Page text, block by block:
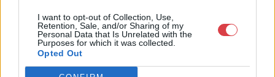
I want to opt-out of Collection, Use,
Retention, Sale, and/or Sharing of my
Personal Data that Is Unrelated with the
Purposes for which it was collected.
Opted Out
KAPCSOLÓDÓ MŰTÁRGYAK